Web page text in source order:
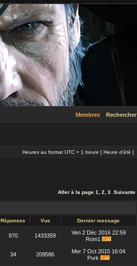
Rechercher
Membres
Heures au format UTC + 1 heure [ Heure d’été ]
Aller à la page 1 2 3 Suivante
Réponses Vus Dernier message
970 1433359
Ven 2 Déc 2016 22:59
Rom1
34 209586
Mer 7 Oct 2015 16:04
Pork